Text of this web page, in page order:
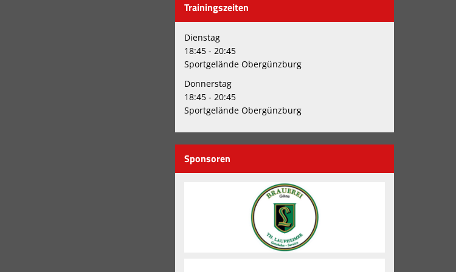
Trainingszeiten
Dienstag
18:45 - 20:45
Sportgelände Obergünzburg
Donnerstag
18:45 - 20:45
Sportgelände Obergünzburg
Sponsoren